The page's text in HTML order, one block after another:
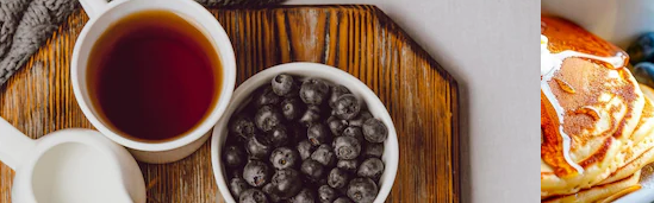
A plataforma criativa para você direcionar
seu melhor trabalho. Mais de 1 milhão de
assinantes entre criativos, empresas,
agências e estúdios.
Português
Produtos
Spaces
Assistente de IA
Gerador de
imagens
Gerador de vídeos
Texto para voz
Começar
Academy
Documentação
Atendimento
Termos e
condições
Política de